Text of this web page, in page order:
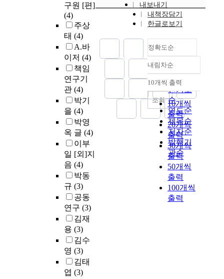
구원 [편]
(4)
주상
태 (4)
A.바
이저 (4)
책임
연구기
관 (4)
박기
을 (4)
박영
옥 글 (4)
이부
일 [외]지
음 (4)
박동
규 (3)
공동
연구 (3)
김재
용 (3)
김수
영 (3)
김태
엽 (3)
내보내기
내책장담기
한글로보기
정확도순
정확도
순
인기도
순
연도순
제목순
저자순
발행기
관순
내림차순
내림차순
10개씩 출력
10개씩
출력
20개씩
출력
30개씩
출력
50개씩
출력
100개씩
출력
조회